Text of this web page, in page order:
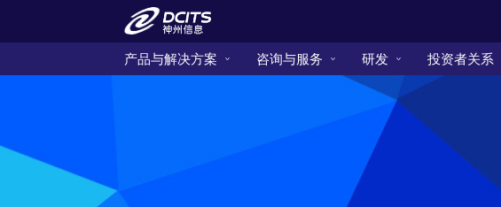
产品与解决方案 咨询与服务 研发 投资者关系